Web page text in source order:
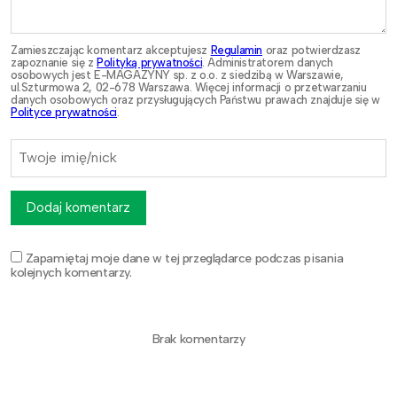
Zamieszczając komentarz akceptujesz Regulamin oraz potwierdzasz
zapoznanie się zPolityką prywatności . Administratorem danych
osobowych jest E-MAGAZYNY sp. z o.o. z siedzibą w Warszawie,
ul.Szturmowa 2, 02-678 Warszawa. Więcej informacji o przetwarzaniu
danych osobowych oraz przysługujących Państwu prawach znajduje się w
Polityce prywatności
Zapamiętaj moje dane w tej przeglądarce podczas pisania
kolejnych komentarzy.
Dodaj komentarz
Brak komentarzy